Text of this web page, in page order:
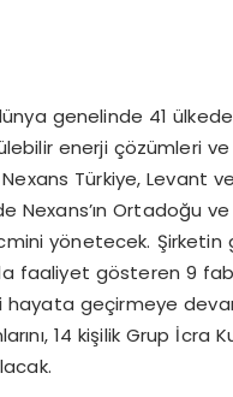
genelinde 41
enerji çözümleri
Türkiye, Levant
Nexans’ın Ortadoğu
yönetecek.
faaliyet gösteren 9
hayata geçirmeye
14 kişilik Grup